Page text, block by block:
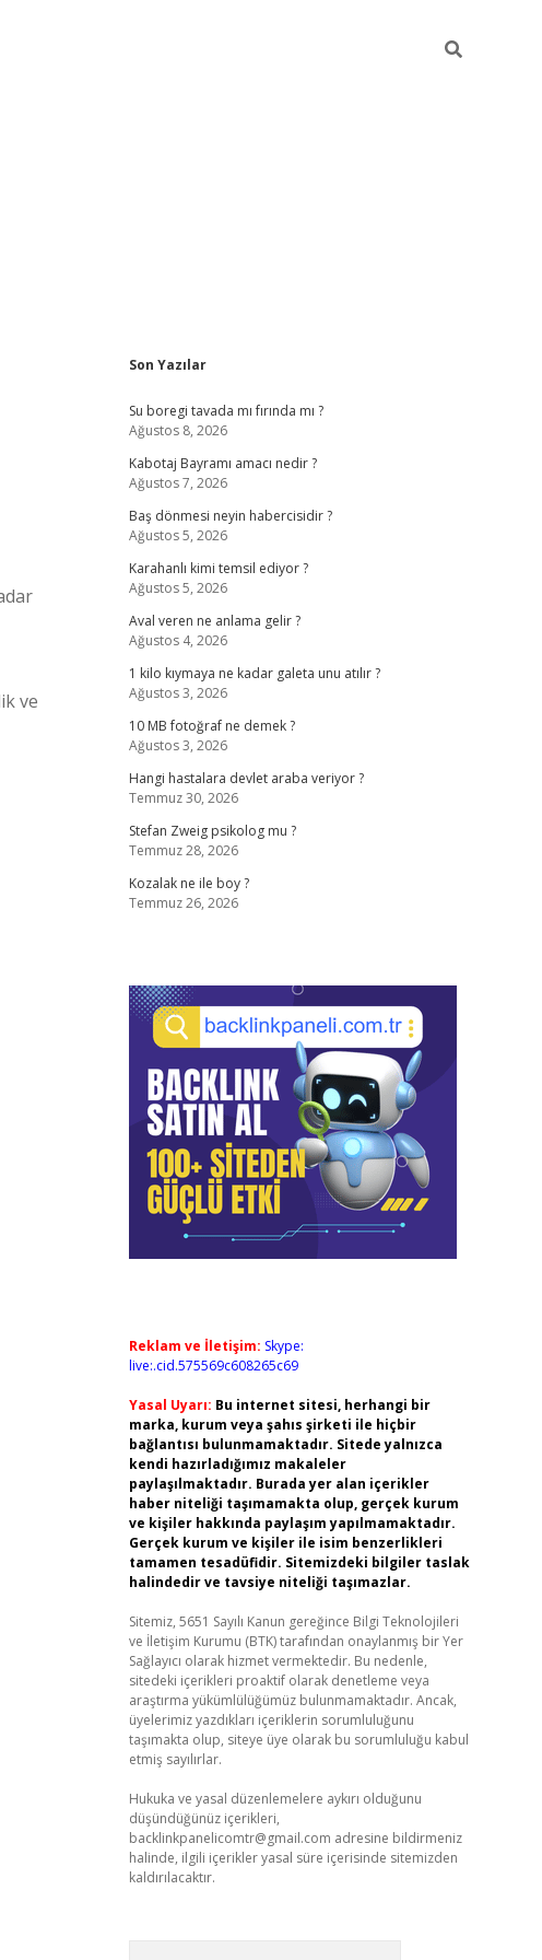
ve
Sidebar
Son Yazılar
Su boregi tavada mı fırında mı ?
Ağustos 8, 2026
Kabotaj Bayramı amacı nedir ?
Ağustos 7, 2026
Baş dönmesi neyin habercisidir ?
Ağustos 5, 2026
Karahanlı kimi temsil ediyor ?
Ağustos 5, 2026
Aval veren ne anlama gelir ?
Ağustos 4, 2026
1 kilo kıymaya ne kadar galeta unu atılır ?
Ağustos 3, 2026
10 MB fotoğraf ne demek ?
Ağustos 3, 2026
Hangi hastalara devlet araba veriyor ?
Temmuz 30, 2026
Stefan Zweig psikolog mu ?
Temmuz 28, 2026
Kozalak ne ile boy ?
Temmuz 26, 2026
Reklam ve İletişim: Skype:
live:.cid.575569c608265c69
Yasal Uyarı: Bu internet sitesi, herhangi bir
marka, kurum veya şahıs şirketi ile hiçbir
bağlantısı bulunmamaktadır. Sitede yalnızca
kendi hazırladığımız makaleler
paylaşılmaktadır. Burada yer alan içerikler
haber niteliği taşımamakta olup, gerçek kurum
ve kişiler hakkında paylaşım yapılmamaktadır.
Gerçek kurum ve kişiler ile isim benzerlikleri
tamamen tesadüfidir. Sitemizdeki bilgiler taslak
halindedir ve tavsiye niteliği taşımazlar.
Sitemiz, 5651 Sayılı Kanun gereğince Bilgi Teknolojileri
ve İletişim Kurumu (BTK) tarafından onaylanmış bir Yer
Sağlayıcı olarak hizmet vermektedir. Bu nedenle,
sitedeki içerikleri proaktif olarak denetleme veya
araştırma yükümlülüğümüz bulunmamaktadır. Ancak,
üyelerimiz yazdıkları içeriklerin sorumluluğunu
taşımakta olup, siteye üye olarak bu sorumluluğu kabul
etmiş sayılırlar.
Hukuka ve yasal düzenlemelere aykırı olduğunu
düşündüğünüz içerikleri,
backlinkpanelicomtr@gmail.com adresine bildirmeniz
halinde, ilgili içerikler yasal süre içerisinde sitemizden
kaldırılacaktır.
ilbet